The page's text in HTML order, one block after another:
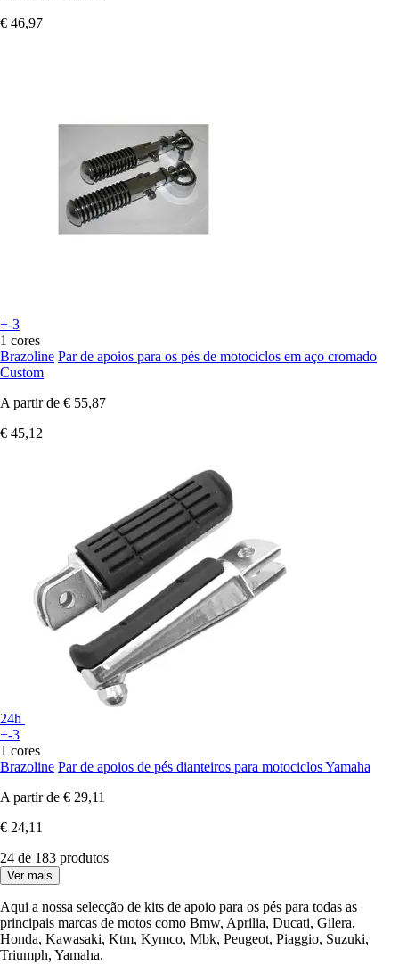
€ 46,97
+-3
1 cores
Brazoline Par de apoios para os pés de motociclos em aço cromado
Custom
A partir de € 55,87
€ 45,12
24h
+-3
1 cores
Brazoline Par de apoios de pés dianteiros para motociclos Yamaha
A partir de € 29,11
€ 24,11
24 de 183 produtos
Ver mais
Aqui a nossa selecção de kits de apoio para os pés para todas as
principais marcas de motos como Bmw, Aprilia, Ducati, Gilera,
Honda, Kawasaki, Ktm, Kymco, Mbk, Peugeot, Piaggio, Suzuki,
Triumph, Yamaha.